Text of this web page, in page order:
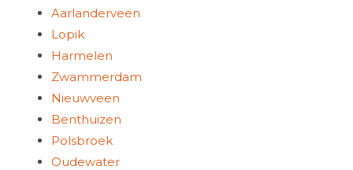
Aarlanderveen
Lopik
Harmelen
Zwammerdam
Nieuwveen
Benthuizen
Polsbroek
Oudewater